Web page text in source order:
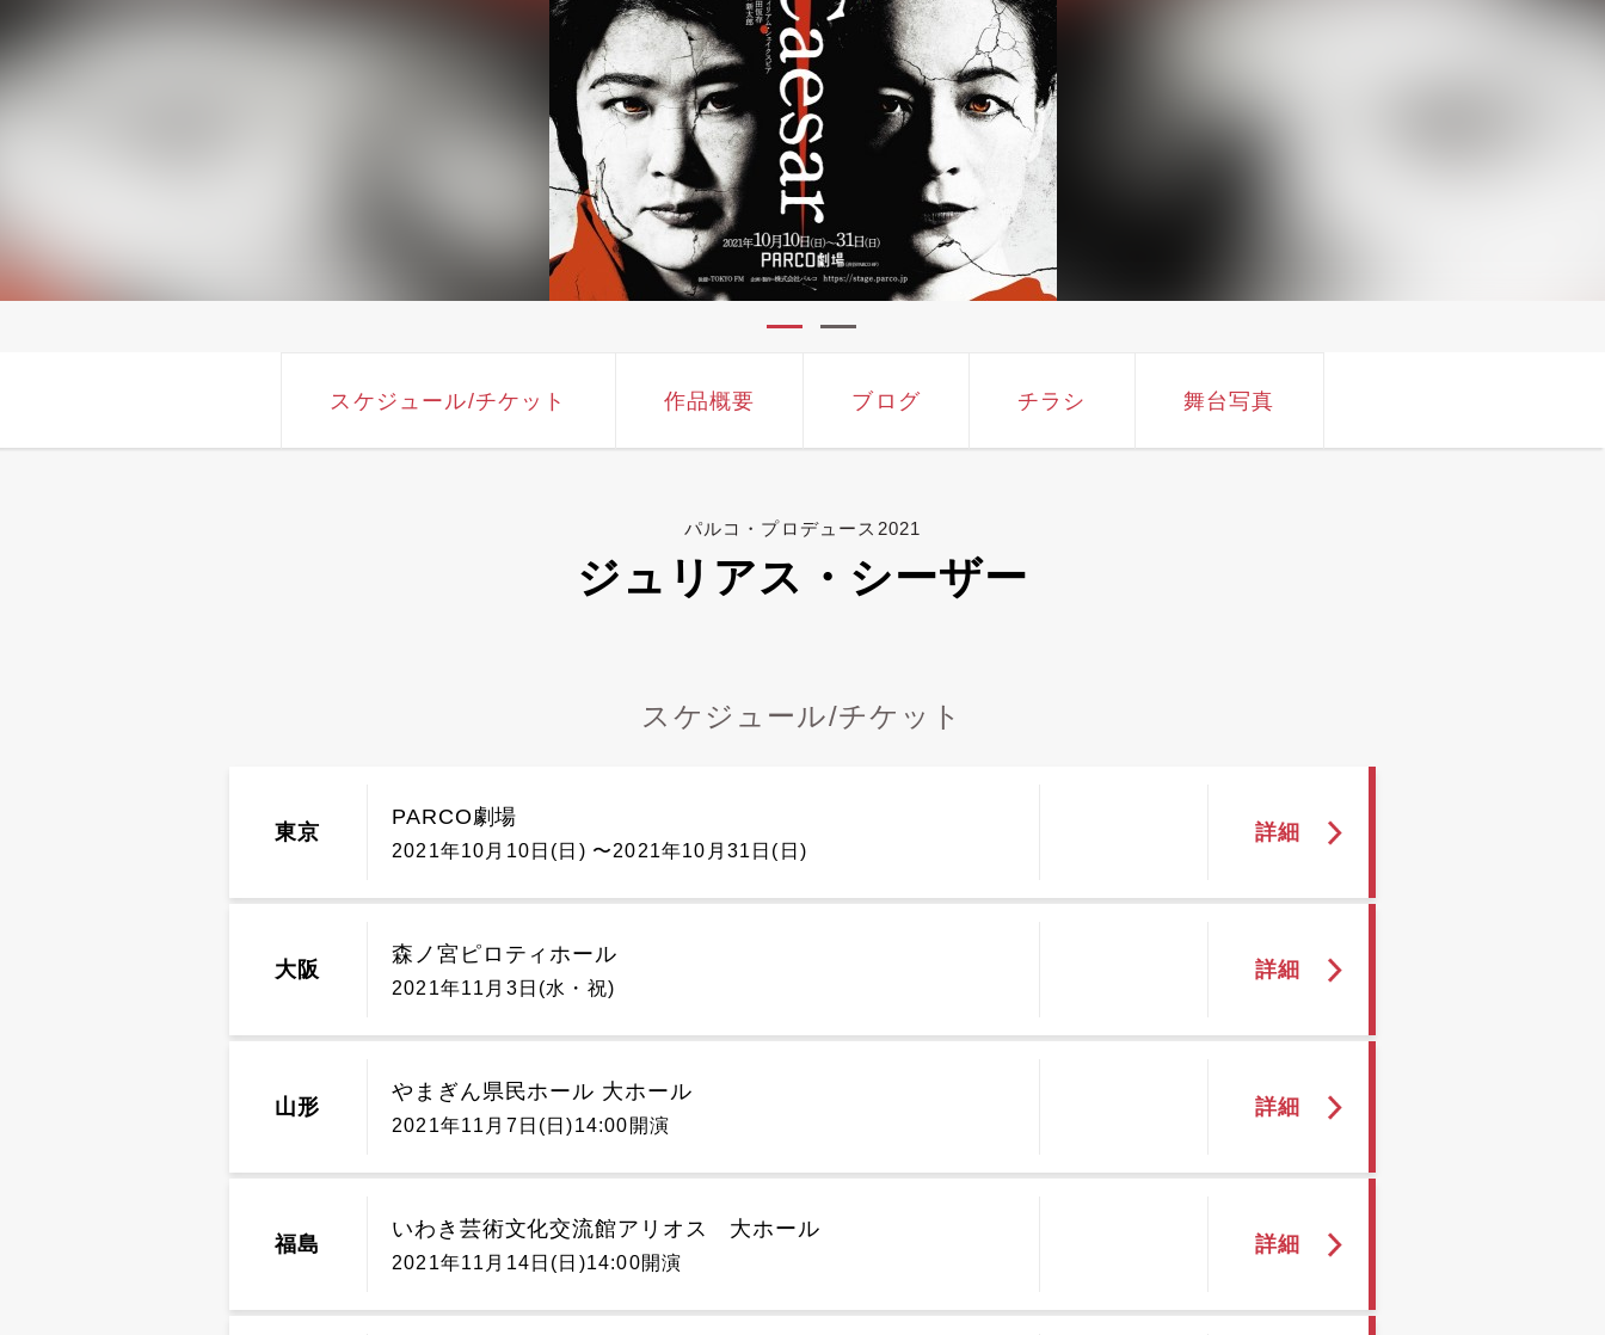
スケジュール/チケット 作品概要 ブログ チラシ 舞台写真
パルコ・プロデュース2021
ジュリアス・シーザー
スケジュール/チケット
東京
PARCO劇場
2021年10月10日(日) 〜2021年10月31日(日)
大阪
森ノ宮ピロティホール
2021年11月3日(水・祝)
山形
やまぎん県民ホール 大ホール
2021年11月7日(日)14:00開演
福島
いわき芸術文化交流館アリオス 大ホール
2021年11月14日(日)14:00開演